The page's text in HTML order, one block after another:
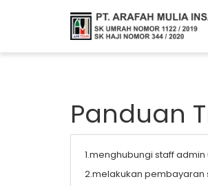
Panduan
1.menghubungi staff
2.melakukan pembayaran